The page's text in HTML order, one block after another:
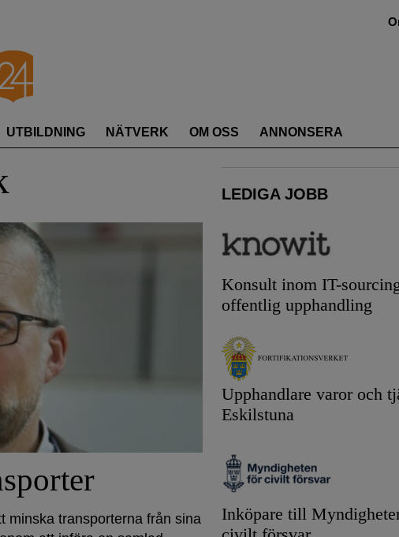
UTBILDNING NÄTVERK OM OSS ANNONSERA
minska transporterna från sina
LEDIGA JOBB
Konsult inom IT-
offentlig upphandling
Upphandlare varor och
Eskilstuna
Inköpare till